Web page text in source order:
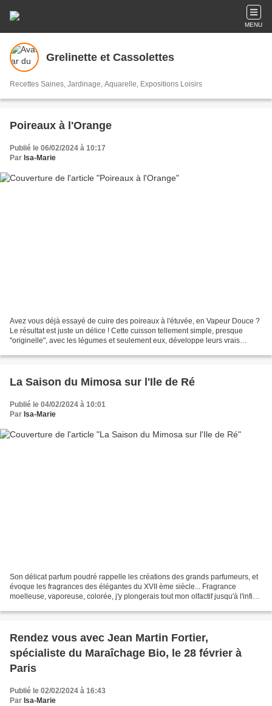
MENU
Grelinette et Cassolettes
Recettes Saines, Jardinage, Aquarelle, Expositions Loisirs
Poireaux à l'Orange
Publié le 06/02/2024 à 10:17
Par Isa-Marie
Avez vous déjà essayé de cuire des poireaux à l'étuvée, en Vapeur Douce ?
Le résultat est juste un délice ! Cette cuisson tellement simple, presque
"originelle", avec les légumes et seulement eux, développe leurs vrais
La Saison du Mimosa sur l'Ile de Ré
Publié le 04/02/2024 à 10:01
Par Isa-Marie
Son délicat parfum poudré rappelle les créations des grands parfumeurs, et
évoque les fragrances des élégantes du XVII ème siècle... Fragrance
moelleuse, vaporeuse, colorée, j'y plongerais tout mon olfactif jusqu'à l'infini !
Rendez vous avec Jean Martin Fortier,
spécialiste du Maraîchage Bio, le 28 février à
Paris
Publié le 02/02/2024 à 16:43
Par Isa-Marie